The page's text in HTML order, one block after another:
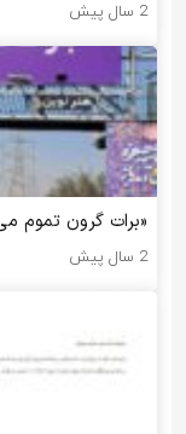
2 سال پیش
«برات گرون تموم
2 سال پیش